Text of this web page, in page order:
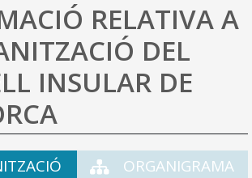
Mapa web
Ajuda
RELATIVA A
DEL
INSULAR DE
ORGANIGRAMA